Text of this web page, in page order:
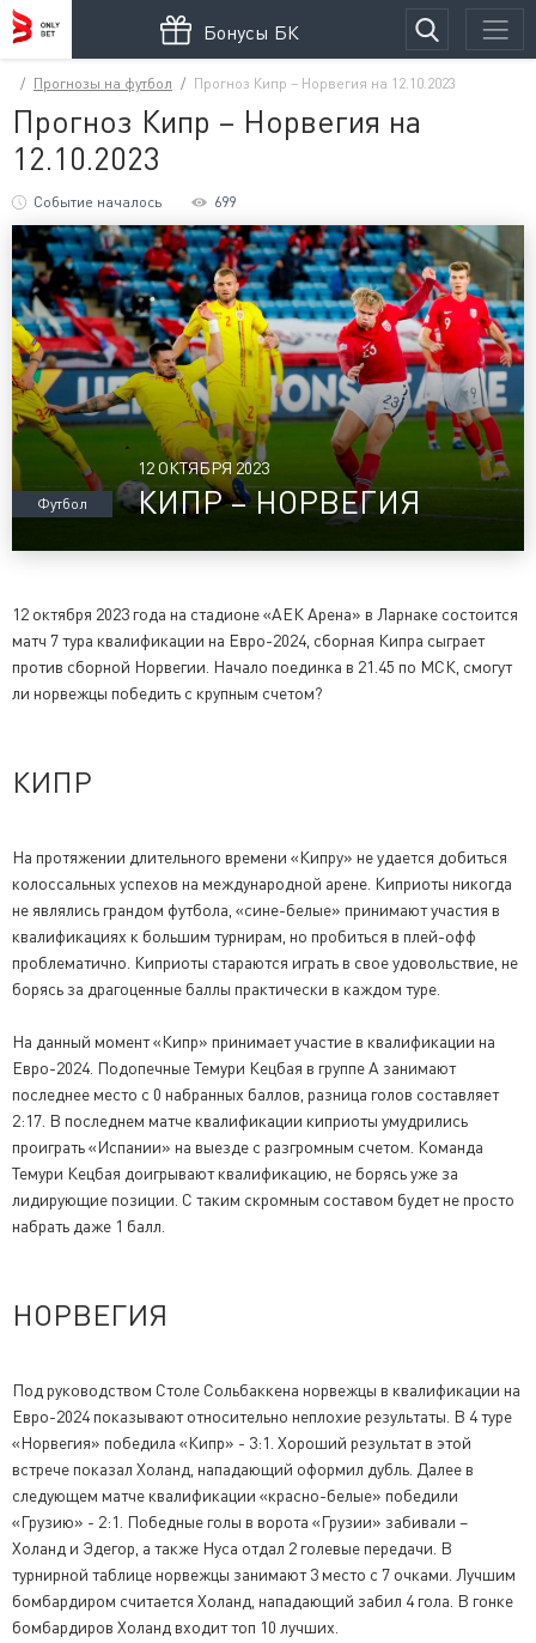
Бонусы БК
Прогнозы на футбол Прогноз Кипр – Норвегия на 12.10.2023
Прогноз Кипр – Норвегия на
12.10.2023
Событие началось 699
Футбол
12 ОКТЯБРЯ 2023
КИПР – НОРВЕГИЯ
12 октября 2023 года на стадионе «АЕК Арена» в Ларнаке состоится
матч 7 тура квалификации на Евро-2024, сборная Кипра сыграет
против сборной Норвегии. Начало поединка в 21.45 по МСК, смогут
ли норвежцы победить с крупным счетом?
КИПР
На протяжении длительного времени «Кипру» не удается добиться
колоссальных успехов на международной арене. Киприоты никогда
не являлись грандом футбола, «сине-белые» принимают участия в
квалификациях к большим турнирам, но пробиться в плей-офф
проблематично. Киприоты стараются играть в свое удовольствие, не
борясь за драгоценные баллы практически в каждом туре.
На данный момент «Кипр» принимает участие в квалификации на
Евро-2024. Подопечные Темури Кецбая в группе А занимают
последнее место с 0 набранных баллов, разница голов составляет
2:17. В последнем матче квалификации киприоты умудрились
проиграть «Испании» на выезде с разгромным счетом. Команда
Темури Кецбая доигрывают квалификацию, не борясь уже за
лидирующие позиции. С таким скромным составом будет не просто
набрать даже 1 балл.
НОРВЕГИЯ
Под руководством Столе Сольбаккена норвежцы в квалификации на
Евро-2024 показывают относительно неплохие результаты. В 4 туре
«Норвегия» победила «Кипр» - 3:1. Хороший результат в этой
встрече показал Холанд, нападающий оформил дубль. Далее в
следующем матче квалификации «красно-белые» победили
«Грузию» - 2:1. Победные голы в ворота «Грузии» забивали –
Холанд и Эдегор, а также Нуса отдал 2 голевые передачи. В
турнирной таблице норвежцы занимают 3 место с 7 очками. Лучшим
бомбардиром считается Холанд, нападающий забил 4 гола. В гонке
бомбардиров Холанд входит топ 10 лучших.